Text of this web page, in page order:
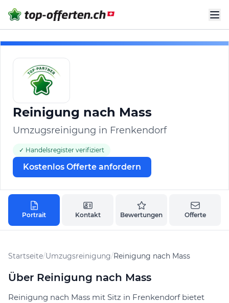
Reinigung nach Mass
Umzugsreinigung in Frenkendorf
✓ Handelsregister verifiziert
Kostenlos Offerte anfordern
Portrait Kontakt Bewertungen Offerte
Startseite/Umzugsreinigung/Reinigung nach Mass
Über Reinigung nach Mass
Reinigung nach Mass mit Sitz in Frenkendorf bietet